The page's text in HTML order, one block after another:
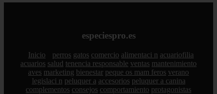
especiespro.es
Inicio perros gatos comercio alimentaci n acuariofilia
acuarios salud tenencia responsable ventas mantenimiento
aves marketing bienestar peque os mam feros verano
legislaci n peluquer a accesorios peluquer a canina
complementos consejos comportamiento protagonistas